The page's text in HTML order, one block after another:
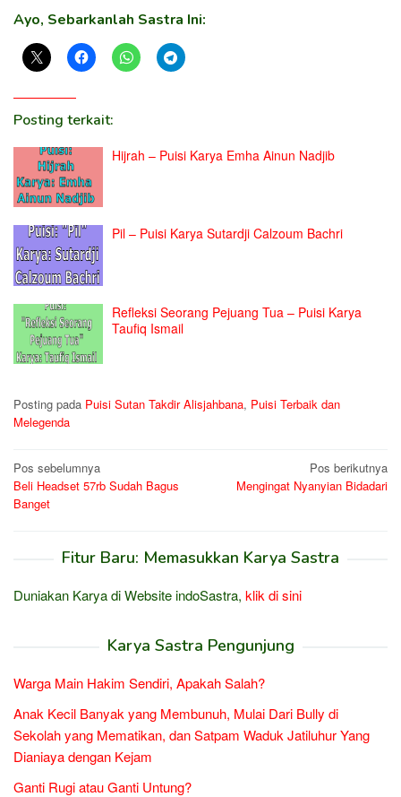
Ayo, Sebarkanlah Sastra Ini:
Posting terkait:
Hijrah – Puisi Karya Emha Ainun Nadjib
Pil – Puisi Karya Sutardji Calzoum Bachri
Refleksi Seorang Pejuang Tua – Puisi Karya
Taufiq Ismail
Posting pada Puisi Sutan Takdir Alisjahbana, Puisi Terbaik dan
Melegenda
Navigasi
pos
Pos sebelumnya
Beli Headset 57rb Sudah Bagus
Banget
Pos berikutnya
Mengingat Nyanyian Bidadari
Fitur Baru: Memasukkan Karya Sastra
Duniakan Karya di Website indoSastra, klik di sini
Karya Sastra Pengunjung
Warga Main Hakim Sendiri, Apakah Salah?
Anak Kecil Banyak yang Membunuh, Mulai Dari Bully di
Sekolah yang Mematikan, dan Satpam Waduk Jatiluhur Yang
Dianiaya dengan Kejam
Ganti Rugi atau Ganti Untung?